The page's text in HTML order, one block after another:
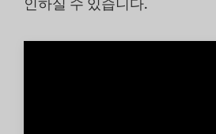
인하실 수 있습니다.